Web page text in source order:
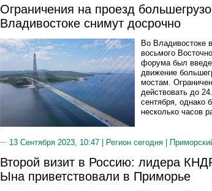
Ограничения на проезд
Владивостоке снимут досрочно
Во Владивостоке
восьмого
форума был
движение
мостам.
действовать до
сентября, однако
несколько часов
13 Сентября 2023, 10:47 | Регион сегодня
Второй визит в Россию: лидера
Ына приветствовали в Приморье